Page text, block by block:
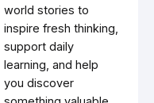
world stories to
inspire fresh thinking,
support daily
learning, and help
you discover